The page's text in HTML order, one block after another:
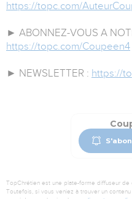
https://topc.com/
► ABONNEZ-VOUS A
https://topc.com/Coupeen4
► NEWSLETTER : https://
TopChrétien est une plate-forme diffuseur
Toutefois, si vous veniez à trouver un